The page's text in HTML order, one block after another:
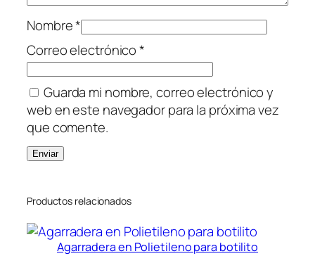
d
u
c
c
i
o
n
N
a
o
n
a
Nombre*
Correo electrónico*
Guarda mi nombre, correo electrónico y
web en este navegador para la próxima vez
que comente.
Productos relacionados
Agarradera en Polietileno para botilito